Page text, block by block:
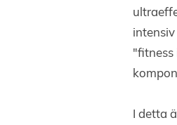
"fitness
I detta